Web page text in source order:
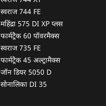
स्वराज 744 FE
महिंद्रा 575 DI XP प्लस
फार्मट्रैक 60 पॉवरमैक्स
स्वराज 735 FE
फार्मट्रैक 45 अल्ट्रामैक्स
जॉन डियर 5050 D
सोनालिका DI 35